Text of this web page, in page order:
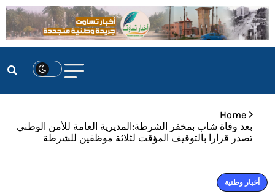
Home
بعد وفاة شاب بمخفر الشرطة:المديرية العامة للأمن الوطني
تصدر قرارا بالتوقيف المؤقت لثلاثة موظفين للشرطة
أخبار وطنية